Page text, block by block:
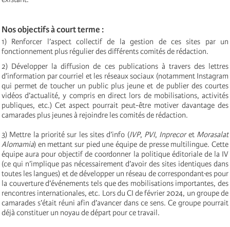
Nos objectifs à court terme :
1) Renforcer l’aspect collectif de la gestion de ces sites par un
fonctionnement plus régulier des différents comités de rédaction.
2) Développer la diffusion de ces publications à travers des lettres
d’information par courriel et les réseaux sociaux (notamment Instagram
qui permet de toucher un public plus jeune et de publier des courtes
vidéos d’actualité, y compris en direct lors de mobilisations, activités
publiques, etc.) Cet aspect pourrait peut-être motiver davantage des
camarades plus jeunes à rejoindre les comités de rédaction.
3) Mettre la priorité sur les sites d’info (IVP, PVI, Inprecoret Morasalat
Alomamia) en mettant sur pied une équipe de presse multilingue. Cette
équipe aura pour objectif de coordonner la politique éditoriale de la IV
(ce qui n’implique pas nécessairement d’avoir des sites identiques dans
toutes les langues) et de développer un réseau de correspondant·es pour
la couverture d’événements tels que des mobilisations importantes, des
rencontres internationales, etc. Lors du CI de février 2024, un groupe de
camarades s’était réuni afin d’avancer dans ce sens. Ce groupe pourrait
déjà constituer un noyau de départ pour ce travail.